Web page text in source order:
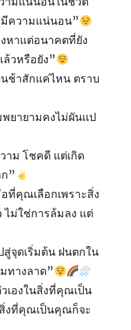
ความแน่นอน”
หาแต่อนาคตที่ยัง
วหรือยัง”
ช้าสักแค่ไหน ตราบ
ยายามคงไม่ผันเเป
าม โชคดี แต่เกิด
”
ที่คุณเลือกเพราะสิ่ง
ไม่ใช่การล้มลง แต่
จุดเริ่มต้น ฝนตกใน
ทางลาด”
เองในสิ่งที่คุณเป็น
งที่คุณเป็นคุณก็จะ